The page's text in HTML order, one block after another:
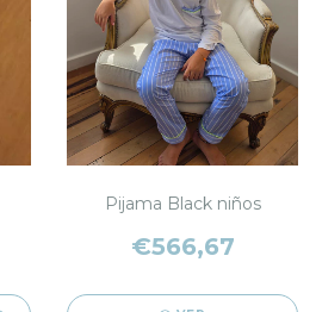
Pijama Black niños
€566,67